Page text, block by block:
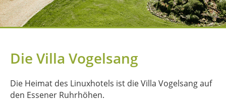
Die Villa Vogelsang
Die Heimat des Linuxhotels ist die Villa Vogelsang auf
den Essener Ruhrhöhen.